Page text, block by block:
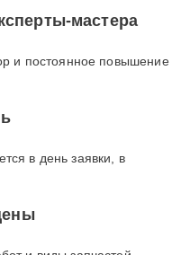
мастера
и постоянное повышение
в день заявки, в